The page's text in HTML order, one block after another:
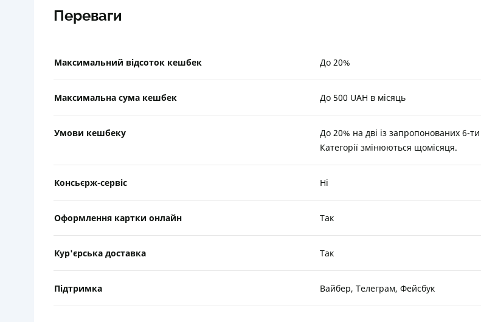
Переваги
Максимальний відсоток кешбек До 20%
Максимальна сума кешбек До 500 UAH в місяць
Умови кешбеку
До 20% на дві із запропонованих 6-ти
Категорії змінюються щомісяця.
Консьєрж-сервіс Ні
Оформлення картки онлайн Так
Кур'єрська доставка Так
Підтримка Вайбер, Телеграм, Фейсбук